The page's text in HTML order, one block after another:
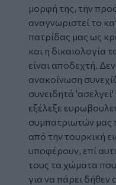
μορφή της, την
αναγνωριστεί το
πατρίδας μας ως
και η δικαιολογία
είναι αποδεχτή.
ανακοίνωση
συνειδητά
εξέλεξε
συμπατριωτών μας
από την τουρκική
υποφέρουν, επί
τους τα χώματα
για να πάρει δήθεν